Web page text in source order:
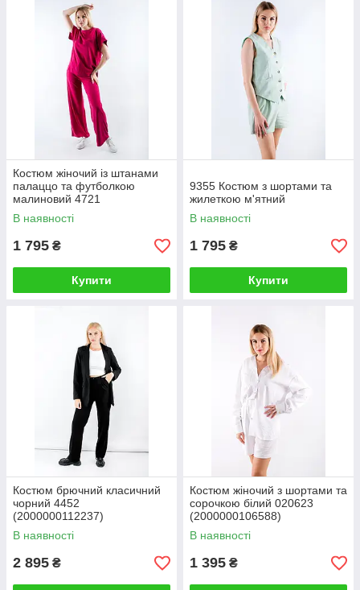
Костюм жіночий із штанами
палаццо та футболкою
малиновий 4721
(2000000106632)
В наявності
1 795 ₴
Купити
9355 Костюм з шортами та
жилеткою м'ятний
В наявності
1 795 ₴
Купити
Костюм брючний класичний
чорний 4452
(2000000112237)
В наявності
2 895 ₴
Костюм жіночий з шортами та
сорочкою білий 020623
(2000000106588)
В наявності
1 395 ₴